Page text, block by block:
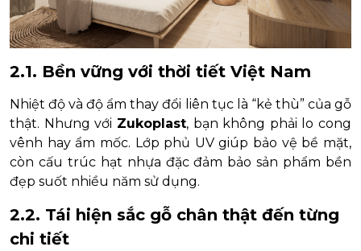
2.1. Bền vững với thời tiết Việt Nam
Nhiệt độ và độ ẩm thay đổi liên tục là “kẻ thù” của gỗ
thật. Nhưng với Zukoplast, bạn không phải lo cong
vênh hay ẩm mốc. Lớp phủ UV giúp bảo vệ bề mặt,
còn cấu trúc hạt nhựa đặc đảm bảo sản phẩm bền
đẹp suốt nhiều năm sử dụng.
2.2. Tái hiện sắc gỗ chân thật đến từng
chi tiết